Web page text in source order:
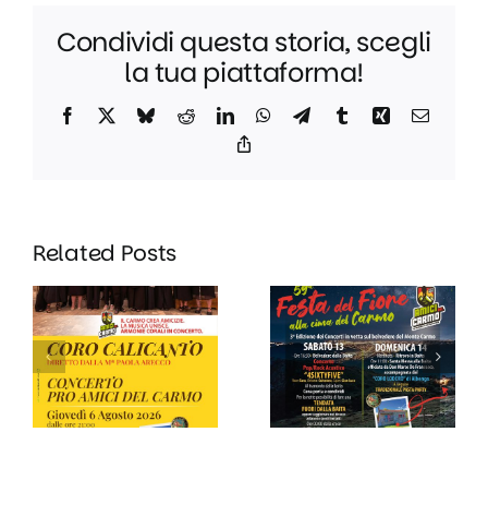
Condividi questa storia, scegli
la tua piattaforma!
Facebook BlueskyRedditLinkedInWhatsApp
TelegramTumblrXing Email
Related Posts
Sabato 13
e
Domenica
14 Giugno
2026 – 59a
Festa del
meteo a
portata di
clic. Il
cuore degli
Amici del